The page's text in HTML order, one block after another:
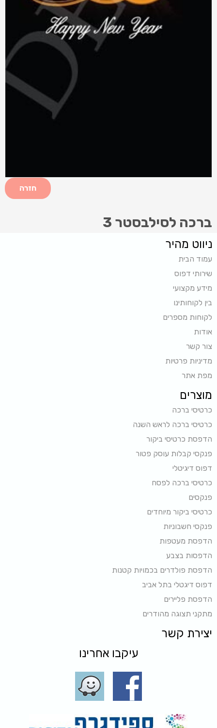
חזרה
ברכה לסילבסטר 3
ניווט מהיר
עמוד הבית
שירותי דפוס
מידע מקצועי
בין לקוחותינו
לקוחות מספרים
אודות
צור קשר
מדיניות פרטיות
מפת אתר
מוצרים
כרטיסי ברכה
כרטיסי ברכה לראש השנה
הדפסת כרטיסי ביקור
פנקסי קבלות עוסק פטור
דפוס דיגיטלי
כרטיסי ברכה לפסח
פנקסים
כרטיסי ביקור מיוחדים
פנקסי חשבוניות
הדפסת מעטפות
הדפסות בצבע
הדפסת פולדרים בכמויות קטנות
דפוס דיגטלי בתל אביב
הדפסת פליירים
מתקני תצוגה מהודרים
יצירת קשר
עיקבו אחרינו